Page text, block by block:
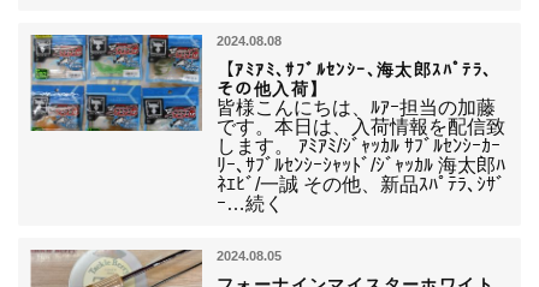
2024.08.08
【ｱﾐｱﾐ､ｻﾌﾞﾙｾﾝｼｰ､海太郎ｽﾊﾟﾃﾗ､
その他入荷】
皆様こんにちは、ﾙｱｰ担当の加藤
です。本日は、入荷情報を配信致
します。 ｱﾐｱﾐ/ｼﾞｬｯｶﾙ ｻﾌﾞﾙｾﾝｼｰｶｰ
ﾘｰ､ｻﾌﾞﾙｾﾝｼｰｼｬｯﾄﾞ/ｼﾞｬｯｶﾙ 海太郎ﾊ
ﾈｴﾋﾞ/一誠 その他、新品ｽﾊﾟﾃﾗ､ｼｻﾞ
ｰ…続く
2024.08.05